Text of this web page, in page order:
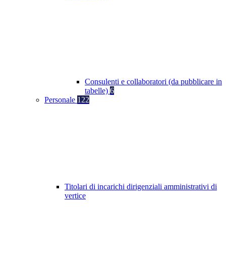
Consulenti e collaboratori (da pubblicare in
tabelle) 6
Personale 122
Titolari di incarichi dirigenziali amministrativi di
vertice